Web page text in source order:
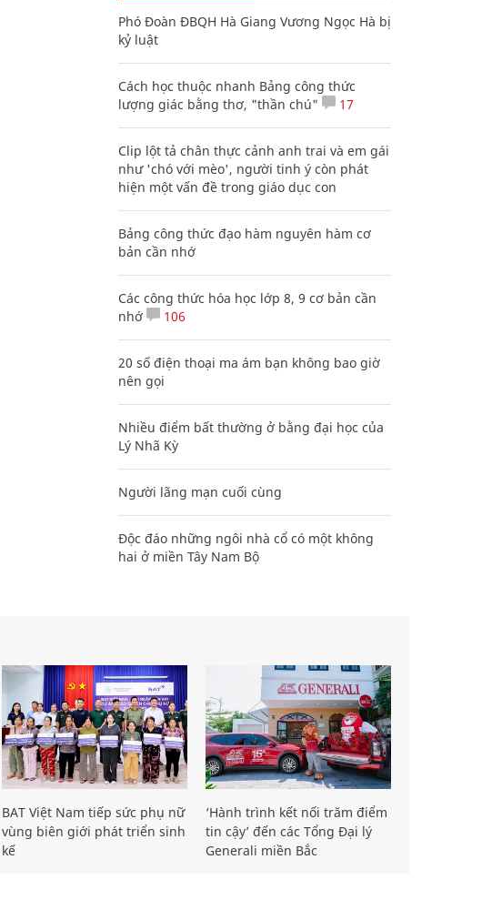
Phó Đoàn ĐBQH Hà Giang Vương Ngọc Hà bị
kỷ luật
Cách học thuộc nhanh Bảng công thức
lượng giác bằng thơ, "thần chú"
17
Clip lột tả chân thực cảnh anh trai và em gái
như 'chó với mèo', người tinh ý còn phát
hiện một vấn đề trong giáo dục con
Bảng công thức đạo hàm nguyên hàm cơ
bản cần nhớ
Các công thức hóa học lớp 8, 9 cơ bản cần
nhớ
106
20 số điện thoại ma ám bạn không bao giờ
nên gọi
Nhiều điểm bất thường ở bằng đại học của
Lý Nhã Kỳ
Người lãng mạn cuối cùng
Độc đáo những ngôi nhà cổ có một không
hai ở miền Tây Nam Bộ
BAT Việt Nam tiếp sức phụ nữ
vùng biên giới phát triển sinh
kế
‘Hành trình kết nối trăm điểm
tin cậy’ đến các Tổng Đại lý
Generali miền Bắc